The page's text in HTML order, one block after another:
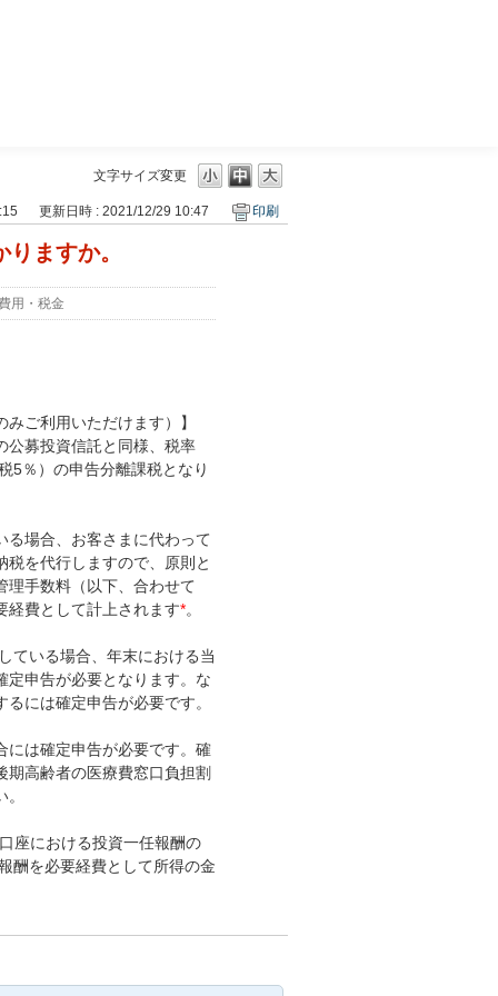
文字サイズ変更
更新日時 : 2021/12/29 10:47 印刷
ますか。
費用・税金
ご利用いただけます）】
公募投資信託と同様、税率
5％）の申告分離課税となり
る場合、お客さまに代わって
を代行しますので、原則と
理手数料（以下、合わせて
経費として計上されます*。
ている場合、年末における当
定申告が必要となります。な
には確定申告が必要です。
には確定申告が必要です。確
高齢者の医療費窓口負担割
座における投資一任報酬の
酬を必要経費として所得の金